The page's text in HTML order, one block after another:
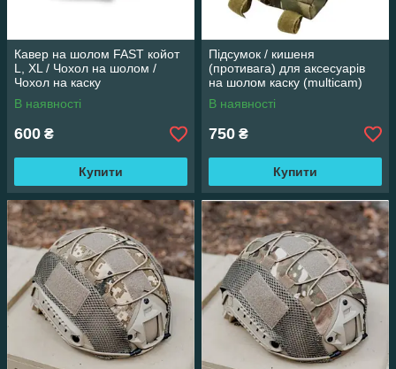
Кавер на шолом FAST койот
L, XL / Чохол на шолом /
Чохол на каску
В наявності
600 ₴
Купити
Підсумок / кишеня
(противага) для аксесуарів
на шолом каску (multicam)
В наявності
750 ₴
Купити